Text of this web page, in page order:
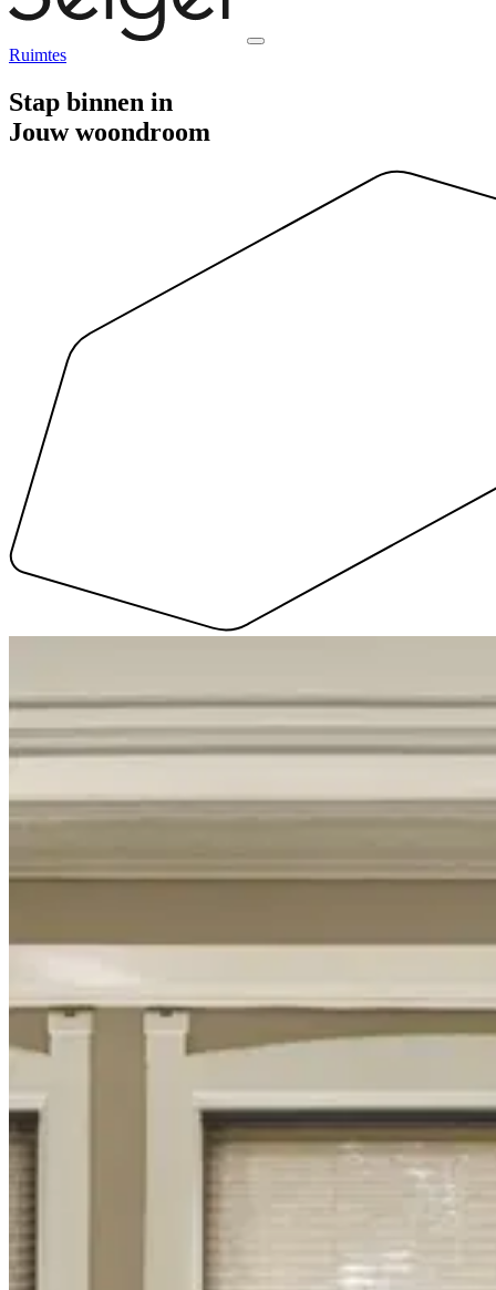
Ruimtes
Stap binnen in
Jouw woondroom